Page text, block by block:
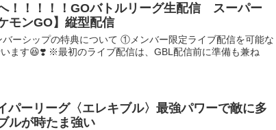
！！！！！GOバトルリーグ生配信 スーパー
モンGO】縦型配信
ーシップの特典について ①メンバー限定ライブ配信を可能な
ます😆❣️ ※最初のライブ配信は、GBL配信前に準備も兼ね
パーリーグ〈エレキブル〉最強パワーで敵に多
ルが時たま強い